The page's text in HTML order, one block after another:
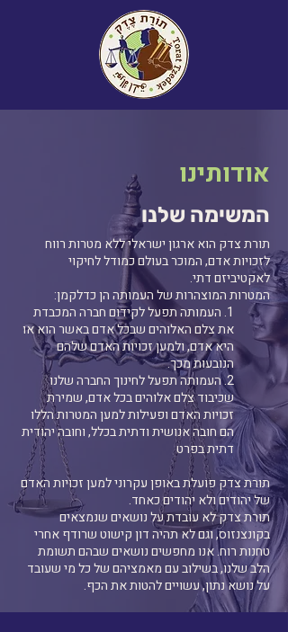
אודותינו
המשימה שלנו
תורת צדק הוא ארגון ישראלי ללא מטרות רווח
לזכויות אדם,המוכר בעולם כמודל לחיקוי
לאקטיביזם דתי.
המטרות המוצהרות של העמותה הן כדלקמן:
1. העמותה תפעל לקידום חברה המכבדת
את צלם האלוהים שבכל אדם באשר הוא או
היא אדם, ולמען זכויות האדם שלהם
הנובעות מכך.
2. העמותה תפעל לחינוך החברה שלנו
שכיבוד צלם אלוהים בכל אדם, שמירת
זכויות האדם ופעילות למען המטרות הללו
הם חובה אנושית ודתית בכלל, וחובה יהודית
דתית בפרט
תורת צדק פועלת באופן עקרוני למען זכויות האדם
של יהודים ולא יהודים כאחד.
תורת צדק לא עובדת על נושאים שנמצאים
בקונצנזוס, וגם לא תהיה דון קישוט שרודף אחרי
טחנות רוח. אנו מחפשים נושאים שבהם תשומת
הלב שלנו, בשילוב עם מאמציהם של כל מי שעובד
על נושא נתון, עשויים להטות את הכף.